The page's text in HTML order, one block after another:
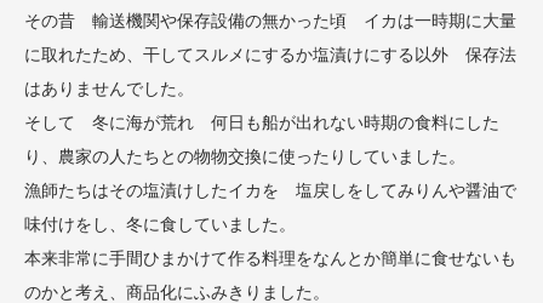
その昔 輸送機関や保存設備の無かった頃 イカは一時期に大量
に取れたため、干してスルメにするか塩漬けにする以外 保存法
はありませんでした。
そして 冬に海が荒れ 何日も船が出れない時期の食料にした
り、農家の人たちとの物物交換に使ったりしていました。
漁師たちはその塩漬けしたイカを 塩戻しをしてみりんや醤油で
味付けをし、冬に食していました。
本来非常に手間ひまかけて作る料理をなんとか簡単に食せないも
のかと考え、商品化にふみきりました。